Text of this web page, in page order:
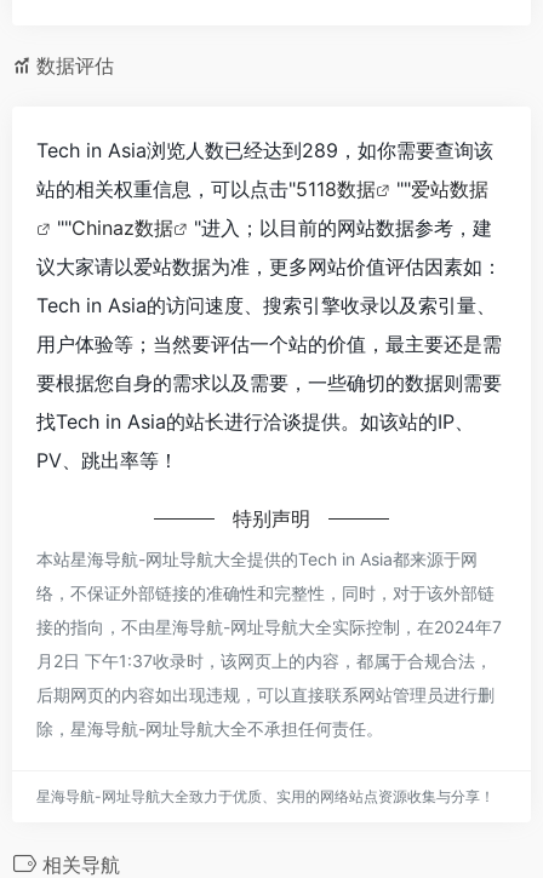
数据评估
Tech in Asia浏览人数已经达到289，如你需要查询该
站的相关权重信息，可以点击"5118数据 ""爱站数据
""Chinaz数据
"进入；以目前的网站数据参考，建
议大家请以爱站数据为准，更多网站价值评估因素如：
Tech in Asia的访问速度、搜索引擎收录以及索引量、
用户体验等；当然要评估一个站的价值，最主要还是需
要根据您自身的需求以及需要，一些确切的数据则需要
找Tech in Asia的站长进行洽谈提供。如该站的IP、
PV、跳出率等！
特别声明
本站星海导航-网址导航大全提供的Tech in Asia都来源于网
络，不保证外部链接的准确性和完整性，同时，对于该外部链
接的指向，不由星海导航-网址导航大全实际控制，在2024年7
月2日 下午1:37收录时，该网页上的内容，都属于合规合法，
后期网页的内容如出现违规，可以直接联系网站管理员进行删
除，星海导航-网址导航大全不承担任何责任。
星海导航-网址导航大全致力于优质、实用的网络站点资源收集与分享！
相关导航